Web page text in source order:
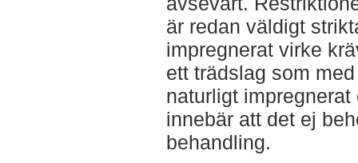
är redan väldigt
impregnerat virke
ett trädslag som
naturligt
innebär att det ej
behandling.